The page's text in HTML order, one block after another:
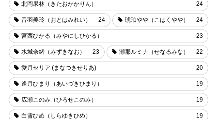
北岡果林（きたおかかりん） 24
音羽美玲（おとはみれい） 24 琥珀やや（こはくやや） 24
宮西ひかる（みやにしひかる） 23
水城奈緒（みずきなお） 23 瀬那ルミナ（せなるみな） 22
愛月セリア (まなつきせりあ) 20
逢月ひまり（あいづきひまり） 19
広瀬このみ（ひろせこのみ） 19
白雪ひめ（しらゆきひめ） 19